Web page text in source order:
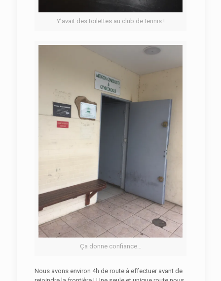
Y’avait des toilettes au club de tennis !
Ça donne confiance…
Nous avons environ 4h de route à effectuer avant de